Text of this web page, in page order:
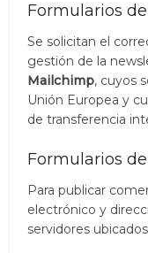
Formularios
Se solicitan el
gestión de la
Mailchimp, cuyos
Unión Europea y
de transferencia
Formularios
Para publicar
electrónico y
servidores